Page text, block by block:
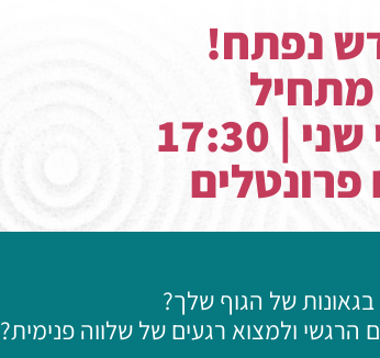
נפתח!
של הגוף שלך?
ולמצוא רגעים של שלווה פנימית?